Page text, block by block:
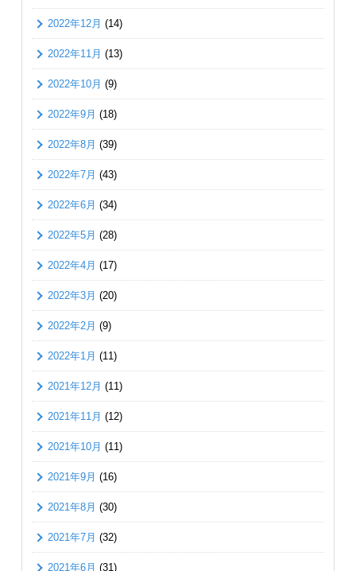
2022年12月 (14)
2022年11月 (13)
2022年10月 (9)
2022年9月 (18)
2022年8月 (39)
2022年7月 (43)
2022年6月 (34)
2022年5月 (28)
2022年4月 (17)
2022年3月 (20)
2022年2月 (9)
2022年1月 (11)
2021年12月 (11)
2021年11月 (12)
2021年10月 (11)
2021年9月 (16)
2021年8月 (30)
2021年7月 (32)
2021年6月 (31)